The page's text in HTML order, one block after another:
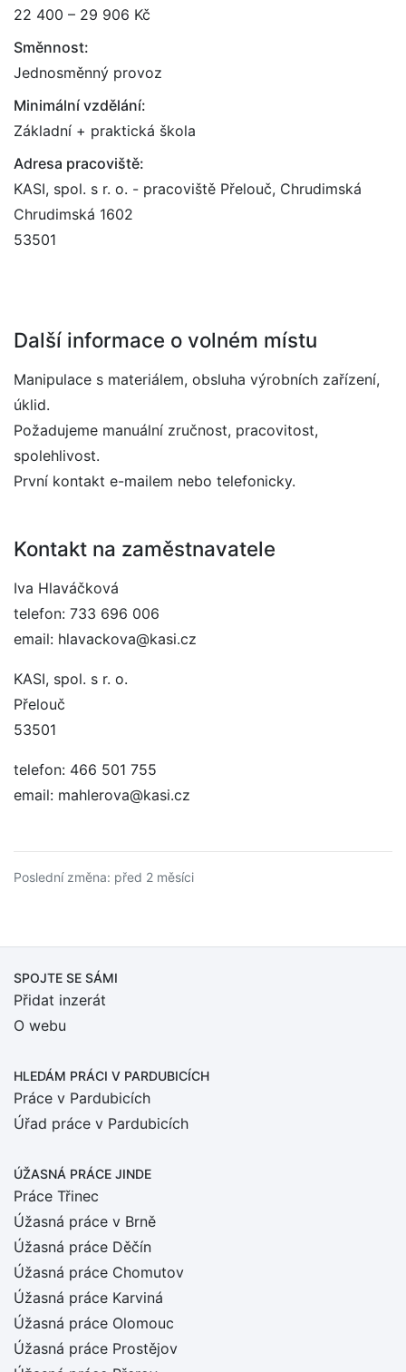
22 400 – 29 906 Kč
Směnnost:
Jednosměnný provoz
Minimální vzdělání:
Základní + praktická škola
Adresa pracoviště:
KASI, spol. s r. o. - pracoviště Přelouč, Chrudimská
Chrudimská 1602
53501
Další informace o volném místu
Manipulace s materiálem, obsluha výrobních zařízení,
úklid.
Požadujeme manuální zručnost, pracovitost,
spolehlivost.
První kontakt e-mailem nebo telefonicky.
Kontakt na zaměstnavatele
Iva Hlaváčková
telefon: 733 696 006
email: hlavackova@kasi.cz
KASI, spol. s r. o.
Přelouč
53501
telefon: 466 501 755
email: mahlerova@kasi.cz
Poslední změna: před 2 měsíci
SPOJTE SE SÁMI
Přidat inzerát
O webu
HLEDÁM PRÁCI V PARDUBICÍCH
Práce v Pardubicích
Úřad práce v Pardubicích
ÚŽASNÁ PRÁCE JINDE
Práce Třinec
Úžasná práce v Brně
Úžasná práce Děčín
Úžasná práce Chomutov
Úžasná práce Karviná
Úžasná práce Olomouc
Úžasná práce Prostějov